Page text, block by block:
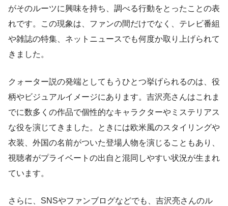
がそのルーツに興味を持ち、調べる行動をとったことの表
れです。この現象は、ファンの間だけでなく、テレビ番組
や雑誌の特集、ネットニュースでも何度か取り上げられて
きました。
クォーター説の発端としてもうひとつ挙げられるのは、役
柄やビジュアルイメージにあります。吉沢亮さんはこれま
でに数多くの作品で個性的なキャラクターやミステリアス
な役を演じてきました。ときには欧米風のスタイリングや
衣装、外国の名前がついた登場人物を演じることもあり、
視聴者がプライベートの出自と混同しやすい状況が生まれ
ています。
さらに、SNSやファンブログなどでも、吉沢亮さんのル